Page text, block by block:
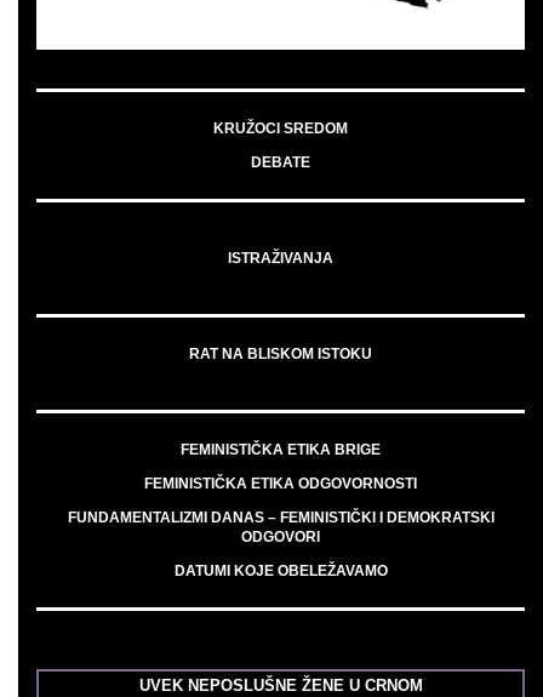
KRUŽOCI SREDOM
DEBATE
ISTRAŽIVANJA
RAT NA BLISKOM ISTOKU
FEMINISTIČKA ETIKA BRIGE
FEMINISTIČKA ETIKA ODGOVORNOSTI
FUNDAMENTALIZMI DANAS – FEMINISTIČKI I DEMOKRATSKI
ODGOVORI
DATUMI KOJE OBELEŽAVAMO
UVEK NEPOSLUŠNE ŽENE U CRNOM